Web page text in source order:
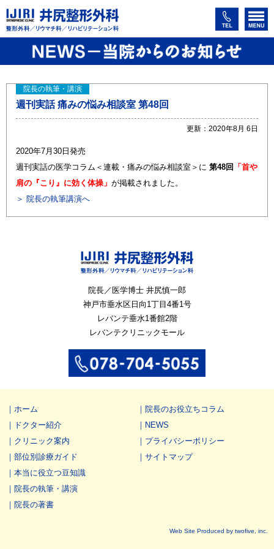
院長の執筆・講演
週刊実話 痛みの悩み相談室 第48回
更新：2020年8月 6日
2020年7月30日発売
週刊実話の医学コラム＜連載・痛みの悩み相談室＞に 第48回 「首や
肩の『こり』に効く体操」 が掲載されました。
＞ 院長の執筆講演へ
院長／医学博士 井尻慎一郎
神戸市垂水区日向1丁目4番1号
レバンテ垂水1番館2階
レバンテクリニックモール
ホーム
ドクター紹介
クリニック案内
部位別診療ガイド
本当に役立つ豆知識
院長の執筆・講演
院長の著書
院長のお役立ちコラム
NEWS
プライバシーポリシー
サイトマップ
Web Site Produced by twofive, inc.